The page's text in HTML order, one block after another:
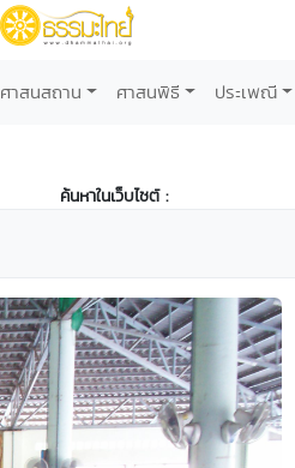
ศาสนสถาน ศาสนพิธี ประเพณี
ค้นหาในเว็บไซต์ :